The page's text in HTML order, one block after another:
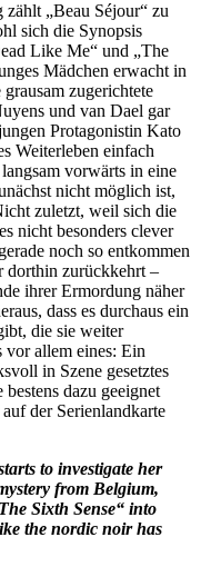
„Beau Séjour“ zu
sich die Synopsis
Like Me“ und „The
Mädchen erwacht in
zugerichtete
und van Dael gar
Protagonistin Kato
Weiterleben einfach
vorwärts in eine
nicht möglich ist,
zuletzt, weil sich die
nicht besonders clever
noch so entkommen
dorthin zurückkehrt –
ihrer Ermordung näher
dass es durchaus ein
die sie weiter
vor allem eines: Ein
in Szene gesetztes
dazu geeignet
der Serienlandkarte
to investigate her
from Belgium,
Sixth Sense“ into
the nordic noir has